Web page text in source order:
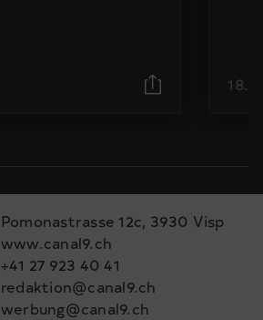
18.
Pomonastrasse 12c, 3930 Visp
www.canal9.ch
+41 27 923 40 41
redaktion@canal9.ch
werbung@canal9.ch